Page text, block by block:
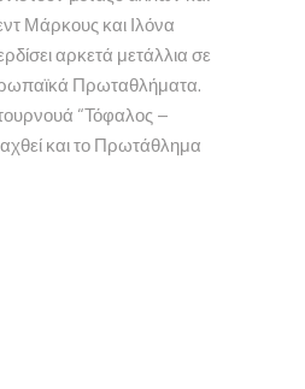
Μάρκους και Ιλόνα
αρκετά μετάλλια σε
Πρωταθλήματα.
“Τόφαλος –
και το Πρωτάθλημα